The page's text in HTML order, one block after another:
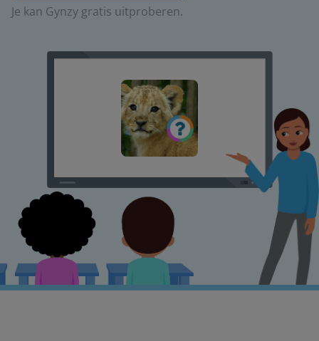
Je kan Gynzy gratis uitproberen.